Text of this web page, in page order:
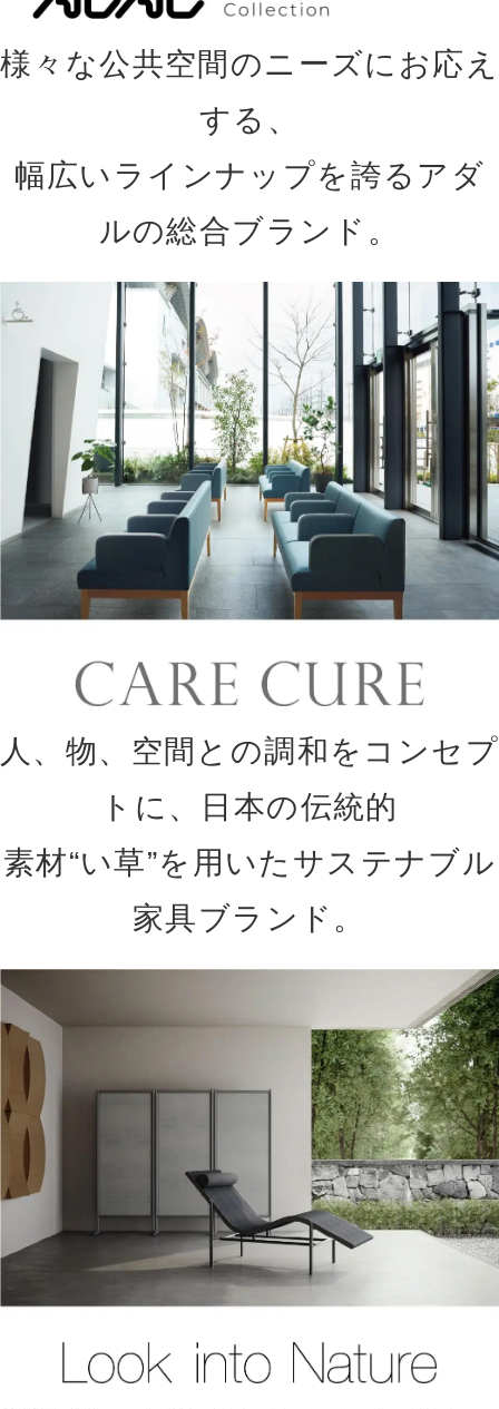
様々な公共空間のニーズにお応え
する、
幅広いラインナップを誇るアダ
ルの総合ブランド。
人、物、空間との調和をコンセプ
トに、日本の伝統的
素材“い草”を用いたサステナブル
家具ブランド。